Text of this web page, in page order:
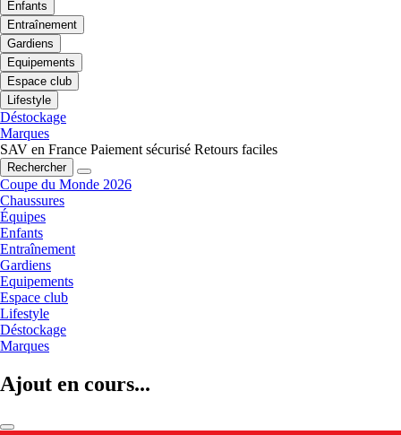
Enfants
Entraînement
Gardiens
Equipements
Espace club
Lifestyle
Déstockage
Marques
SAV en France Paiement sécurisé Retours faciles
Rechercher
Coupe du Monde 2026
Chaussures
Équipes
Enfants
Entraînement
Gardiens
Equipements
Espace club
Lifestyle
Déstockage
Marques
Ajout en cours...